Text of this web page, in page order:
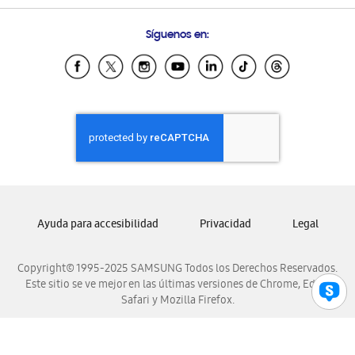
Samsung Ecuador
Samsung El Salvador
Samsung Honduras
Samsung Nicaragua
Samsung Panamá
Samsung Venezuela
Síguenos en:
Copyright© 1995-2025 SAMSUNG Todos los Derechos Reservados.
Este sitio se ve mejor en las últimas versiones de Chrome, Edge,
Safari y Mozilla Firefox.
Ayuda para accesibilidad Privacidad Legal